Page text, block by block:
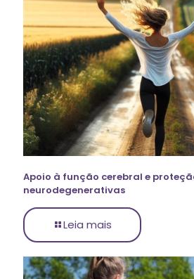
Apoio à função cerebral e
neurodegenerativas
Leia mais